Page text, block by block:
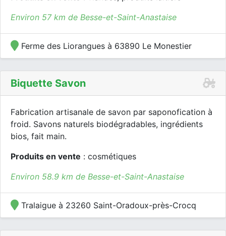
Environ 57 km de Besse-et-Saint-Anastaise
Ferme des Liorangues à 63890 Le Monestier
Biquette Savon
Fabrication artisanale de savon par saponofication à
froid. Savons naturels biodégradables, ingrédients
bios, fait main.
Produits en vente : cosmétiques
Environ 58.9 km de Besse-et-Saint-Anastaise
Tralaigue à 23260 Saint-Oradoux-près-Crocq